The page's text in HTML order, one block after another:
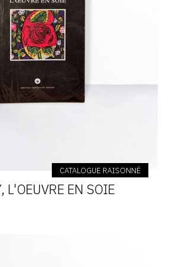
CATALOGUE RAISONNÉ
L'OEUVRE EN SOIE